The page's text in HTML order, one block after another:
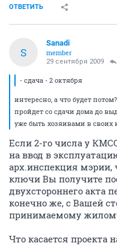
ОТВЕТИТЬ
S
Sanadi
member
29 сентября 2009
- сдача - 2 октября
интересно, а что будет
пройдет со сдачи дома до
уже быть хозяивами в своих
Если 2-го числа у
на ввод в
арх.инспекция мэрии,
ключи Вы получите
двухстороннего акта
конечно же, с Вашей
принимаемому
Что касается проекта